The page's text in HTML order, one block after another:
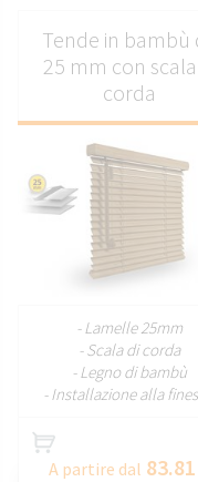
Moderne
veneziane in
soggiorno, cucina
da 25 mm e 50
corda e azionate
Tende in bambù
25 mm con
corda
- Lamelle 25mm
- Scala di corda
- Legno di bambù
- Installazione alla
A partire dal 83.81